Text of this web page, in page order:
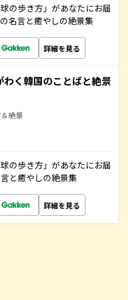
の歩き方」があなたにお届
名言と癒やしの絶景集
詳細を見る
わく韓国のことばと絶景
絶景
の歩き方」があなたにお届
と癒やしの絶景集
詳細を見る